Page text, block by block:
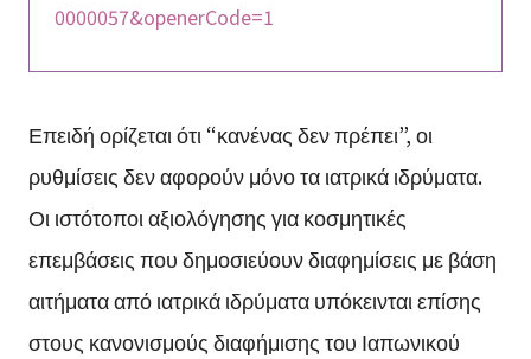
0000057&openerCode=1
Επειδή ορίζεται ότι “κανένας δεν πρέπει”, οι
ρυθμίσεις δεν αφορούν μόνο τα ιατρικά ιδρύματα.
Οι ιστότοποι αξιολόγησης για κοσμητικές
επεμβάσεις που δημοσιεύουν διαφημίσεις με βάση
αιτήματα από ιατρικά ιδρύματα υπόκεινται επίσης
στους κανονισμούς διαφήμισης του Ιαπωνικού